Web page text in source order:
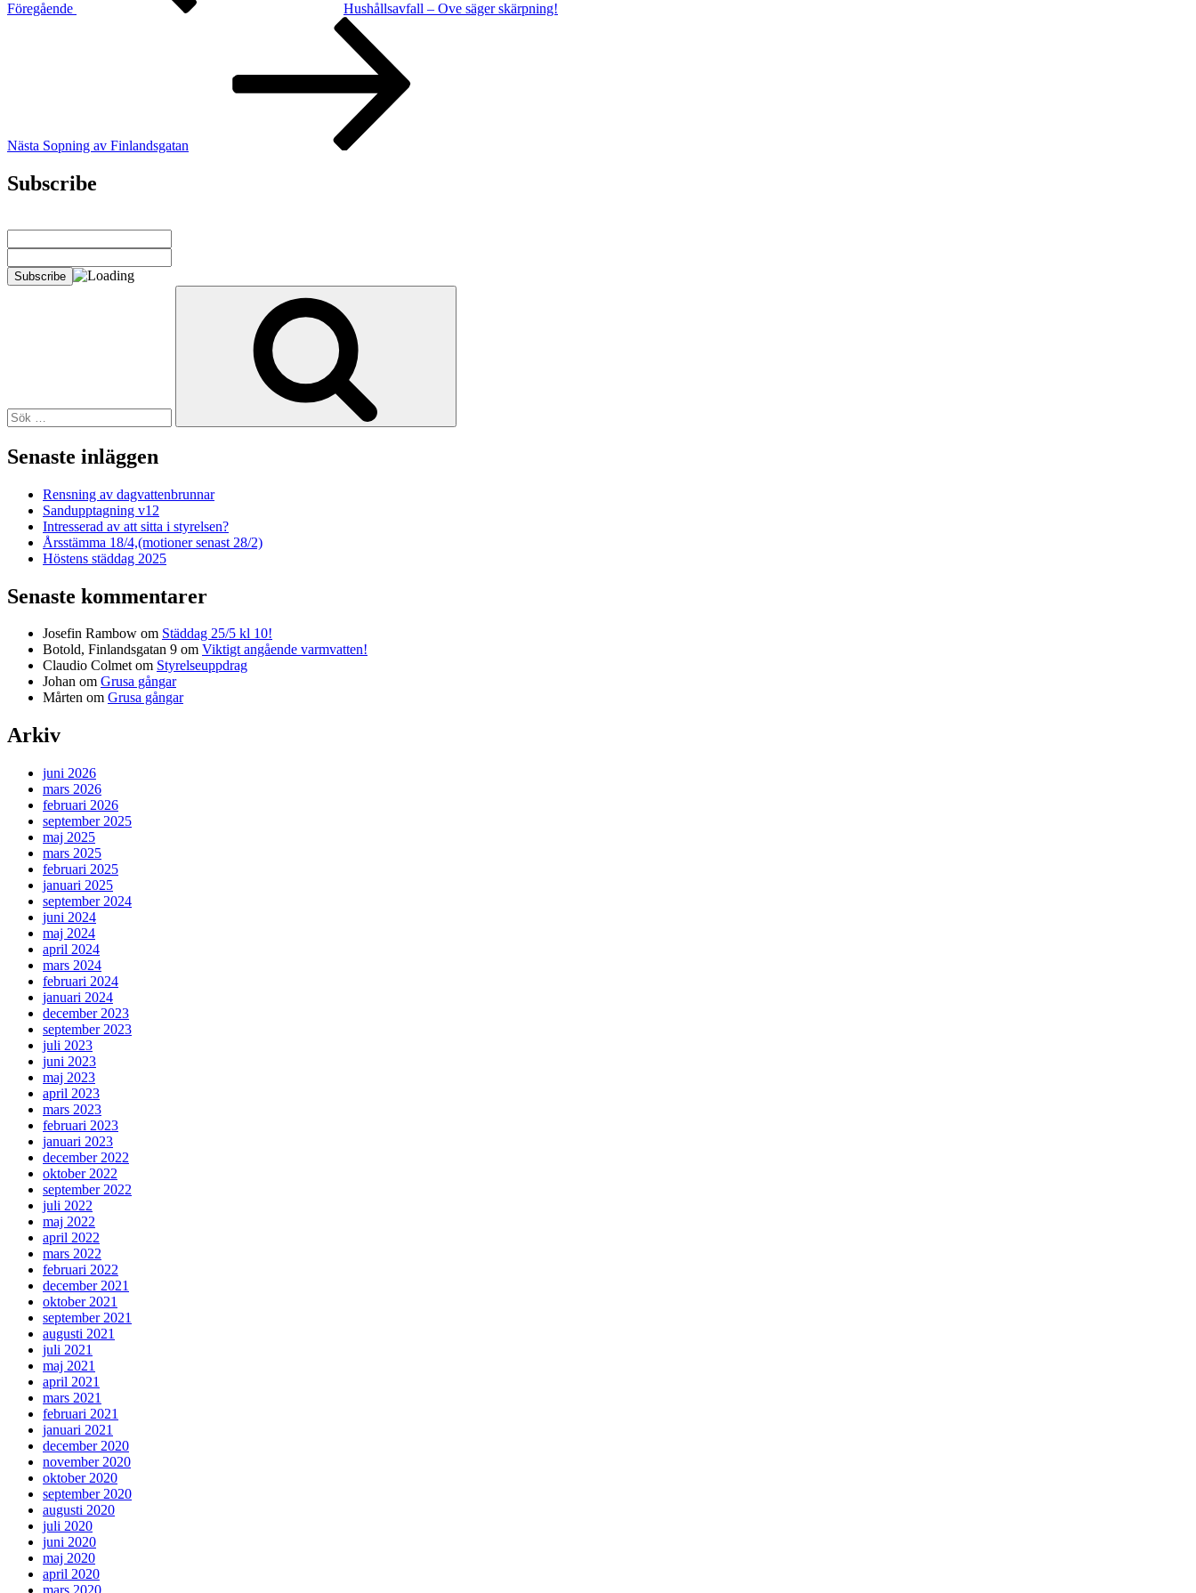
Föregående
Hushållsavfall – Ove säger skärpning!
Nästa Sopning av Finlandsgatan
Subscribe
Senaste inläggen
Rensning av dagvattenbrunnar
Sandupptagning v12
Intresserad av att sitta i styrelsen?
Årsstämma 18/4,(motioner senast 28/2)
Höstens städdag 2025
Senaste kommentarer
Josefin Rambow om Städdag 25/5 kl 10!
Botold, Finlandsgatan 9 om Viktigt angående varmvatten!
Claudio Colmetom Styrelseuppdrag
Johan om Grusa gångar
Mårten om Grusa gångar
Arkiv
juni 2026
mars 2026
februari 2026
september 2025
maj 2025
mars 2025
februari 2025
januari 2025
september 2024
juni 2024
maj 2024
april 2024
mars 2024
februari 2024
januari 2024
december 2023
september 2023
juli 2023
juni 2023
maj 2023
april 2023
mars 2023
februari 2023
januari 2023
december 2022
oktober 2022
september 2022
juli 2022
maj 2022
april 2022
mars 2022
februari 2022
december 2021
oktober 2021
september 2021
augusti 2021
juli 2021
maj 2021
april 2021
mars 2021
februari 2021
januari 2021
december 2020
november 2020
oktober 2020
september 2020
augusti 2020
juli 2020
juni 2020
maj 2020
april 2020